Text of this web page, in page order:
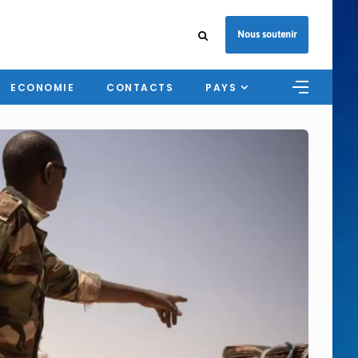
Nous soutenir
ECONOMIE CONTACTS PAYS